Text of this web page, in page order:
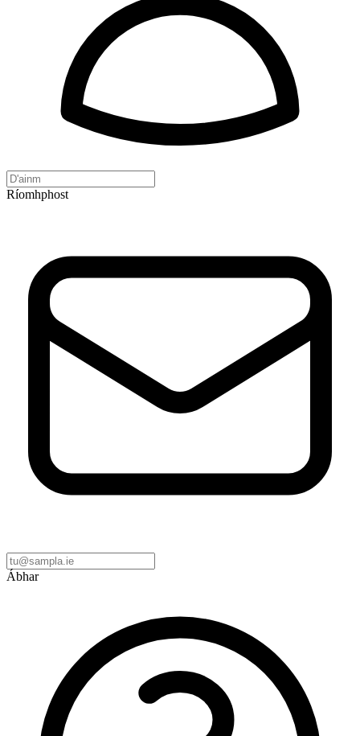
Ríomhphost
Ábhar